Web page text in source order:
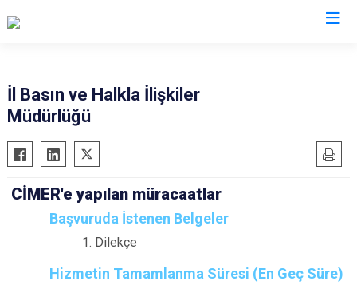
İl Basın ve Halkla İlişkiler
Müdürlüğü
CİMER'e yapılan müracaatlar
Başvuruda İstenen Belgeler
Dilekçe
Hizmetin Tamamlanma Süresi (En Geç Süre)